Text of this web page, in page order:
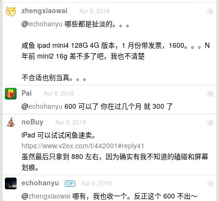
4
zhengxiaowai Apr 8, 2018
@echohanyu 哪些都是扯淡的。。。
咸鱼 ipad mini4 128G 4G 版本，1 月份带发票，1600。。。N
年前 mini2 16g 差不多了吧，我也不清楚
不合适也别当真。。。
5
Pai Apr 8, 2018
@echohanyu 600 可以了 你在过几个月 就 300 了
6
noBuy Apr 8, 2018
iPad 可以试试闲鱼速卖。
https://www.v2ex.com/t/442001#reply41
虽然最后只拿到 880 左右，因为确实有我不知道的磕碰和屏幕
划痕。
7
echohanyu OP Apr 8, 2018
@zhengxiaowai 哪有，我也收一个。反正这个 600 不出～